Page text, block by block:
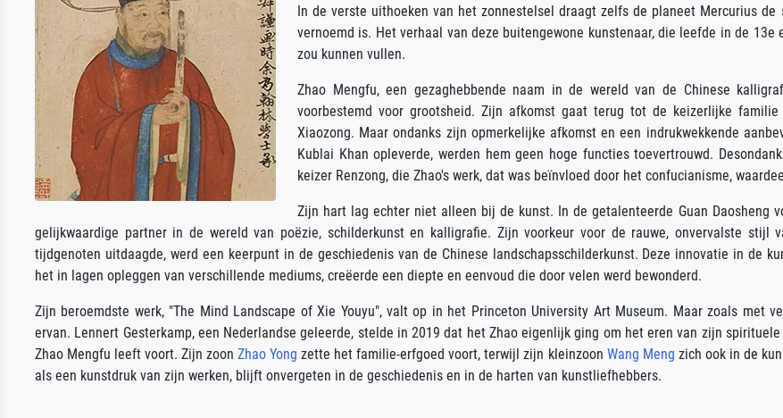
In de verste uithoeken van het zonnestelsel draagt zelfs de planeet Mercurius
vernoemd is. Het verhaal van deze buitengewone kunstenaar, die leefde in de
zou kunnen vullen.
Zhao Mengfu, een gezaghebbende naam in de wereld van de Chinese
voorbestemd voor grootsheid. Zijn afkomst gaat terug tot de keizerlijke
Xiaozong. Maar ondanks zijn opmerkelijke afkomst en een indrukwekkende
Kublai Khan opleverde, werden hem geen hoge functies toevertrouwd.
keizer Renzong, die Zhao's werk, dat was beïnvloed door het confucianisme,
Zijn hart lag echter niet alleen bij de kunst. In de getalenteerde Guan Daosheng
gelijkwaardige partner in de wereld van poëzie, schilderkunst en kalligrafie. Zijn voorkeur voor de rauwe, onvervalste stijl
tijdgenoten uitdaagde, werd een keerpunt in de geschiedenis van de Chinese landschapsschilderkunst. Deze innovatie in de
het in lagen opleggen van verschillende mediums, creëerde een diepte en eenvoud die door velen werd bewonderd.
Zijn beroemdste werk, "The Mind Landscape of Xie Youyu", valt op in het Princeton University Art Museum. Maar zoals met
ervan. Lennert Gesterkamp, een Nederlandse geleerde, stelde in 2019 dat het Zhao eigenlijk ging om het eren van zijn
Zhao Mengfu leeft voort. Zijn zoonZhao Yong zette het familie-erfgoed voort, terwijl zijn kleinzoon Wang Meng zich ook in de
als een kunstdruk van zijn werken, blijft onvergeten in de geschiedenis en in de harten van kunstliefhebbers.